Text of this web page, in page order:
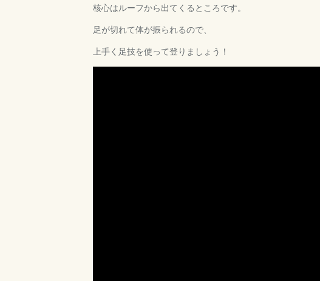
核心はルーフから出てくるところです。
足が切れて体が振られるので、
上手く足技を使って登りましょう！